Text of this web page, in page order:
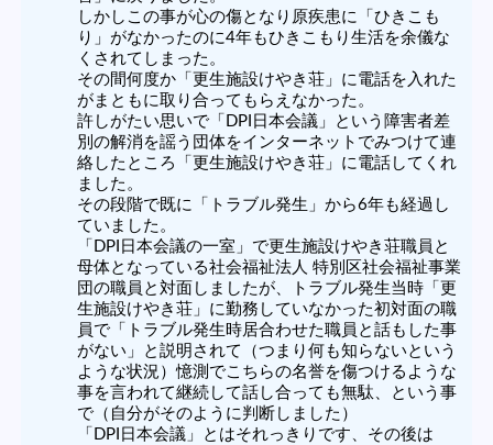
しかしこの事が心の傷となり原疾患に「ひきこも
り」がなかったのに4年もひきこもり生活を余儀な
くされてしまった。
その間何度か「更生施設けやき荘」に電話を入れた
がまともに取り合ってもらえなかった。
許しがたい思いで「DPI日本会議」という障害者差
別の解消を謡う団体をインターネットでみつけて連
絡したところ「更生施設けやき荘」に電話してくれ
ました。
その段階で既に「トラブル発生」から6年も経過し
ていました。
「DPI日本会議の一室」で更生施設けやき荘職員と
母体となっている社会福祉法人 特別区社会福祉事業
団の職員と対面しましたが、トラブル発生当時「更
生施設けやき荘」に勤務していなかった初対面の職
員で「トラブル発生時居合わせた職員と話もした事
がない」と説明されて（つまり何も知らないという
ような状況）憶測でこちらの名誉を傷つけるような
事を言われて継続して話し合っても無駄、という事
で（自分がそのように判断しました）
「DPI日本会議」とはそれっきりです、その後は